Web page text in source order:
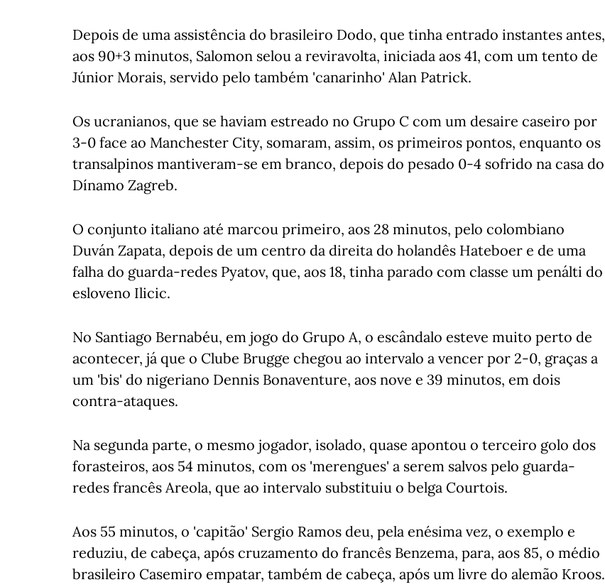
Depois de uma assistência do brasileiro Dodo, que tinha entrado instantes antes,
aos 90+3 minutos, Salomon selou a reviravolta, iniciada aos 41, com um tento de
Júnior Morais, servido pelo também 'canarinho' Alan Patrick.
Os ucranianos, que se haviam estreado no Grupo C com um desaire caseiro por
3-0 face ao Manchester City, somaram, assim, os primeiros pontos, enquanto os
transalpinos mantiveram-se em branco, depois do pesado 0-4 sofrido na casa do
Dínamo Zagreb.
O conjunto italiano até marcou primeiro, aos 28 minutos, pelo colombiano
Duván Zapata, depois de um centro da direita do holandês Hateboer e de uma
falha do guarda-redes Pyatov, que, aos 18, tinha parado com classe um penálti do
esloveno Ilicic.
No Santiago Bernabéu, em jogo do Grupo A, o escândalo esteve muito perto de
acontecer, já que o Clube Brugge chegou ao intervalo a vencer por 2-0, graças a
um 'bis' do nigeriano Dennis Bonaventure, aos nove e 39 minutos, em dois
contra-ataques.
Na segunda parte, o mesmo jogador, isolado, quase apontou o terceiro golo dos
forasteiros, aos 54 minutos, com os 'merengues' a serem salvos pelo guarda-
redes francês Areola, que ao intervalo substituiu o belga Courtois.
Aos 55 minutos, o 'capitão' Sergio Ramos deu, pela enésima vez, o exemplo e
reduziu, de cabeça, após cruzamento do francês Benzema, para, aos 85, o médio
brasileiro Casemiro empatar, também de cabeça, após um livre do alemão Kroos.